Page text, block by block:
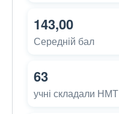
143,00
Середній бал
63
учні складали НМТ